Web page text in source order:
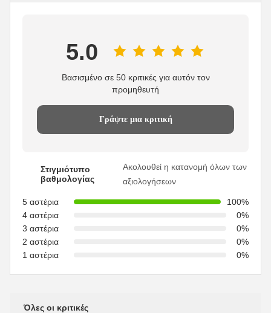
5.0
Βασισμένο σε 50 κριτικές για αυτόν τον
προμηθευτή
Γράψτε μια κριτική
Στιγμιότυπο
βαθμολογίας
Ακολουθεί η κατανομή όλων των
αξιολογήσεων
5 αστέρια
100%
4 αστέρια
0%
3 αστέρια
0%
2 αστέρια
0%
1 αστέρια
0%
Όλες οι κριτικές